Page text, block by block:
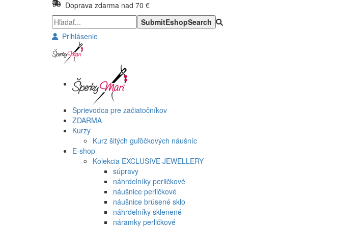
Doprava zdarma nad 70 €
Prihlásenie
Sprievodca pre začiatočníkov
ZDARMA
Kurzy
Kurz šitých guľôčkových náušníc
E-shop
Kolekcia EXCLUSIVE JEWELLERY
súpravy
náhrdelníky perličkové
náušnice perličkové
náušnice brúsené sklo
náhrdelníky sklenené
náramky perličkové